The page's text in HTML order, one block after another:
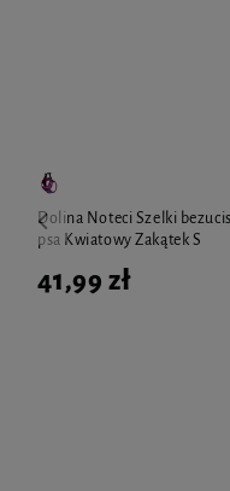
Dolina Noteci Szelki
psa Kwiatowy Zakątek S
41,99 zł